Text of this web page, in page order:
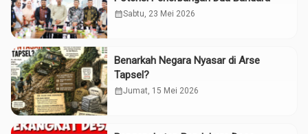
calendar_monthSabtu, 23 Mei 2026
Benarkah Negara Nyasar di Arse
Tapsel?
calendar_monthJumat, 15 Mei 2026